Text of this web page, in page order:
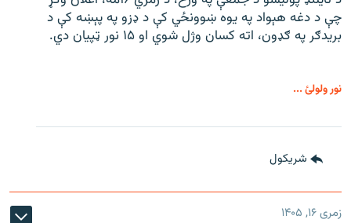
چې د دغه هېواد په یوه ښوونځي کې د ډزو په پېښه کې د
بریدګر په ګډون، اته کسان وژل شوي او ۱۵ نور ټپیان دي.
نور ولولئ ...
شريکول
زمری ۱۶, ۱۴۰۵